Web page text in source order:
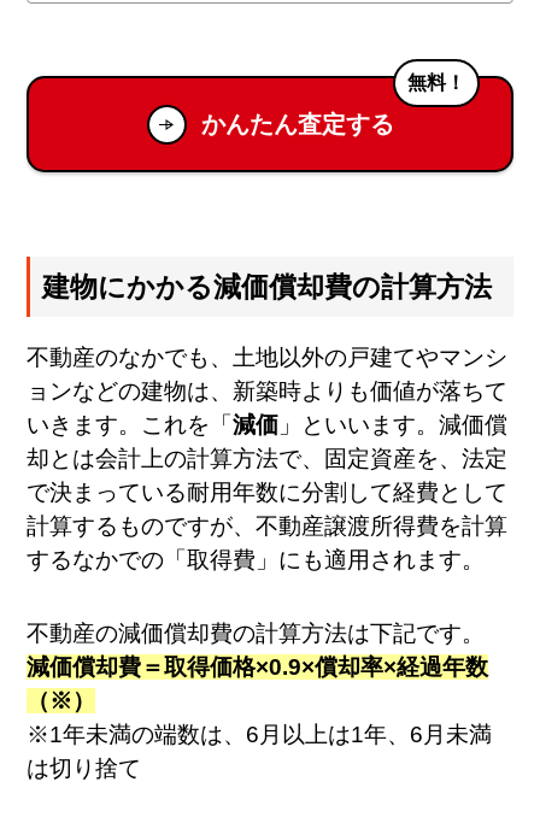
かんたん査定する
無料！
建物にかかる減価償却費の計算方法
不動産のなかでも、土地以外の戸建てやマンシ
ョンなどの建物は、新築時よりも価値が落ちて
いきます。これを「減価 」といいます。減価償
却とは会計上の計算方法で、固定資産を、法定
で決まっている耐用年数に分割して経費として
計算するものですが、不動産譲渡所得費を計算
するなかでの「取得費」にも適用されます。
不動産の減価償却費の計算方法は下記です。
減価償却費＝取得価格×0.9×償却率×経過年数
（※）
※1年未満の端数は、6月以上は1年、6月未満
は切り捨て